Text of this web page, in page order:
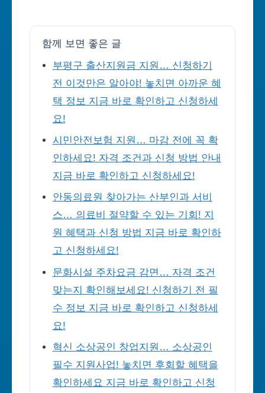
함께 보면 좋은 글
부평구 출산지원금 지원… 신청하기
전 이것만은 알아야! 놓치면 아까운 혜
택 정보 지금 바로 확인하고 신청하세
요!
시민안전보험 지원… 마감 전에 꼭 확
인하세요! 자격 조건과 신청 방법 안내
지금 바로 확인하고 신청하세요!
안동의료원 찾아가는 산부인과 서비
스… 의료비 절약할 수 있는 기회! 지
원 혜택과 신청 방법 지금 바로 확인하
고 신청하세요!
문화시설 주차요금 감면… 자격 조건
맞는지 확인해보세요! 신청하기 전 필
수 정보 지금 바로 확인하고 신청하세
요!
혁신 소상공인 창업지원… 소상공인
필수 지원사업! 놓치면 후회할 혜택을
확인하세요 지금 바로 확인하고 신청